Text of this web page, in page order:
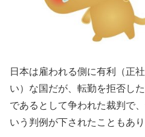
日本は雇われる側に有利（正
い）な国だが、転勤を拒否し
であるとして争われた裁判で
いう判例が下されたこともあり